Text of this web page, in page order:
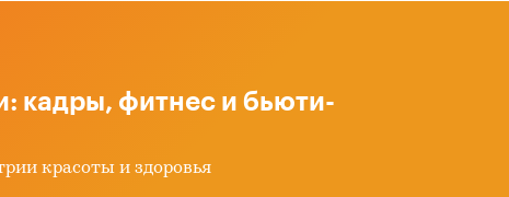
кадры, фитнес и бьюти-
красоты и здоровья